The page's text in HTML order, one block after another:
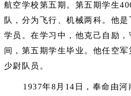
航空学校第五期。第五期学生
队，分为飞行、机械两科。他是
学员。在学习中，他克己自励
间，第五期学生毕业。他任空
少尉队员。
1937年8月14日，奉命由